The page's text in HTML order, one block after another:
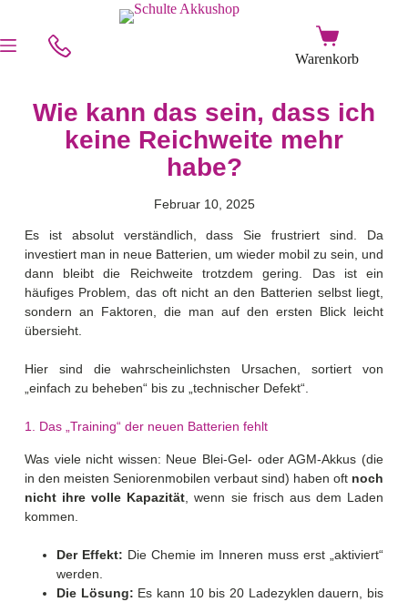
Wie kann das sein, dass ich
keine Reichweite mehr
habe?
Februar 10, 2025
Es ist absolut verständlich, dass Sie frustriert sind. Da
investiert man in neue Batterien, um wieder mobil zu sein, und
dann bleibt die Reichweite trotzdem gering. Das ist ein
häufiges Problem, das oft nicht an den Batterien selbst liegt,
sondern an Faktoren, die man auf den ersten Blick leicht
übersieht.
Hier sind die wahrscheinlichsten Ursachen, sortiert von
„einfach zu beheben“ bis zu „technischer Defekt“.
1. Das „Training“ der neuen Batterien fehlt
Was viele nicht wissen: Neue Blei-Gel- oder AGM-Akkus (die
in den meisten Seniorenmobilen verbaut sind) haben oft noch
nicht ihre volle Kapazität , wenn sie frisch aus dem Laden
kommen.
Der Effekt: Die Chemie im Inneren muss erst „aktiviert“
werden.
Die Lösung: Es kann 10 bis 20 Ladezyklen dauern, bis